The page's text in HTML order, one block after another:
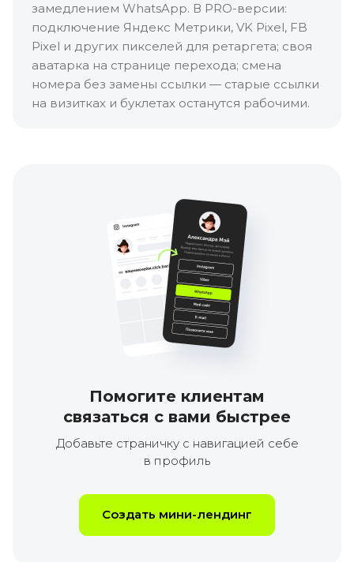
замедлением WhatsApp. В PRO-версии:
подключение Яндекс Метрики, VK Pixel, FB
Pixel и других пикселей для ретаргета; своя
аватарка на странице перехода; смена
номера без замены ссылки — старые ссылки
на визитках и буклетах останутся рабочими.
Помогите клиентам
связаться с вами быстрее
Добавьте страничку с навигацией себе
в профиль
Создать мини-лендинг